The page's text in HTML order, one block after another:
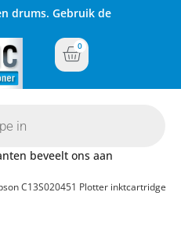
drums. Gebruik de
0
beveelt ons aan
C13S020451 Plotter inktcartridge